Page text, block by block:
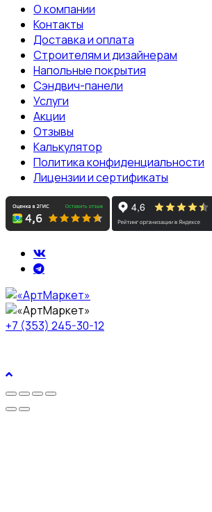
О компании
Контакты
Доставка и оплата
Строителям и дизайнерам
Напольные покрытия
Сэндвич-панели
Услуги
Акции
Отзывы
Калькулятор
Политика конфиденциальности
Лицензии и сертификаты
+7 (353) 245-30-12